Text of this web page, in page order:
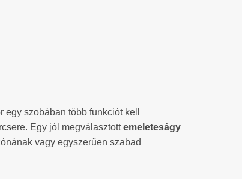
szobában több funkciót kell
Egy jól megválasztottemeleteságy
vagy egyszerűen szabad